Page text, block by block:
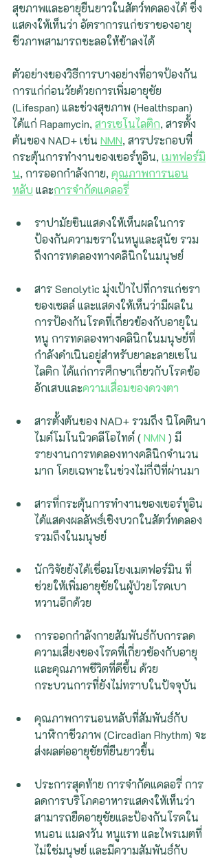
สุขภาพและอายุยืนยาวในสัตว์ทดลองได้ ซึ่ง
แสดงให้เห็นว่า อัตราการแก่ชราของอายุ
ชีวภาพสามารถชะลอให้ช้าลงได้
ตัวอย่างของวิธีการบางอย่างที่อาจป้องกัน
การแก่ก่อนวัยด้วยการเพิ่มอายุขัย
(Lifespan) และช่วงสุขภาพ (Healthspan)
ได้แก่ Rapamycin, สารเซโนไลติก, สารตั้ง
ต้นของ NAD+ เช่น NMN, สารประกอบที่
กระตุ้นการทำงานของเซอร์ทูอิน, เมทฟอร์มิ
น, การออกกำลังกาย, คุณภาพการนอน
หลับ และการจำกัดแคลอรี่
ราปามัยซินแสดงให้เห็นผลในการ
ป้องกันความชราในหนูและสุนัข รวม
ถึงการทดลองทางคลินิกในมนุษย์
สาร Senolytic มุ่งเป้าไปที่การแก่ชรา
ของเซลล์ และแสดงให้เห็นว่ามีผลใน
การป้องกันโรคที่เกี่ยวข้องกับอายุใน
หนู การทดลองทางคลินิกในมนุษย์ที่
กำลังดำเนินอยู่สำหรับยาละลายเซโน
ไลติก ได้แก่การศึกษาเกี่ยวกับโรคข้อ
อักเสบและความเสื่อมของดวงตา
สารตั้งต้นของ NAD+ รวมถึง นิโคตินา
ไมด์โมโนนิวคลีโอไทด์ ( NMN ) มี
รายงานการทดลองทางคลินิกจำนวน
มาก โดยเฉพาะในช่วงไม่กี่ปีที่ผ่านมา
สารที่กระตุ้นการทำงานของเซอร์ทูอิน
ได้แสดงผลลัพธ์เชิงบวกในสัตว์ทดลอง
รวมถึงในมนุษย์
นักวิจัยยังได้เชื่อมโยงเมตฟอร์มิน ที่
ช่วยให้เพิ่มอายุขัยในผู้ป่วยโรคเบา
หวานอีกด้วย
การออกกำลังกายสัมพันธ์กับการลด
ความเสี่ยงของโรคที่เกี่ยวข้องกับอายุ
และคุณภาพชีวิตที่ดีขึ้น ด้วย
กระบวนการที่ยังไม่ทราบในปัจจุบัน
คุณภาพการนอนหลับที่สัมพันธ์กับ
นาฬิกาชีวภาพ (Circadian Rhythm) จะ
ส่งผลต่ออายุขัยที่ยืนยาวขึ้น
ประการสุดท้าย การจำกัดแคลอรี่ การ
ลดการบริโภคอาหารแสดงให้เห็นว่า
สามารถยืดอายุขัยและป้องกันโรคใน
หนอน แมลงวัน หนูแรท และไพรเมตที่
ไม่ใช่มนุษย์ และมีความสัมพันธ์กับ